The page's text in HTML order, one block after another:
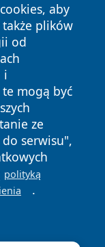
aby
także plików
od
i
te mogą być
ze
serwisu",
polityką
.
prawa
Polityka
Cookies